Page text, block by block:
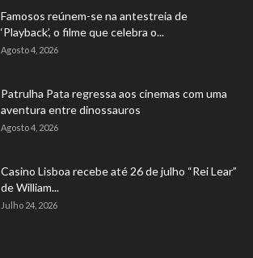
Famosos reúnem-se na antestreia de
‘Playback’, o filme que celebra o...
Agosto 4, 2026
Patrulha Pata regressa aos cinemas com uma
aventura entre dinossauros
Agosto 4, 2026
Casino Lisboa recebe até 26 de julho “Rei Lear”
de William...
Julho 24, 2026